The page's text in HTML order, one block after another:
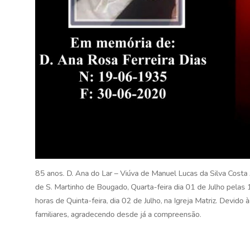
85 anos. D. Ana do Lar – Viúva de Manuel Lucas da Silva
de S. Martinho de Bougado, Quarta-feira dia 01 de Julho
horas de Quinta-feira, dia 02 de Julho, na Igreja Matriz.
familiares, agradecendo desde já a compreensão.